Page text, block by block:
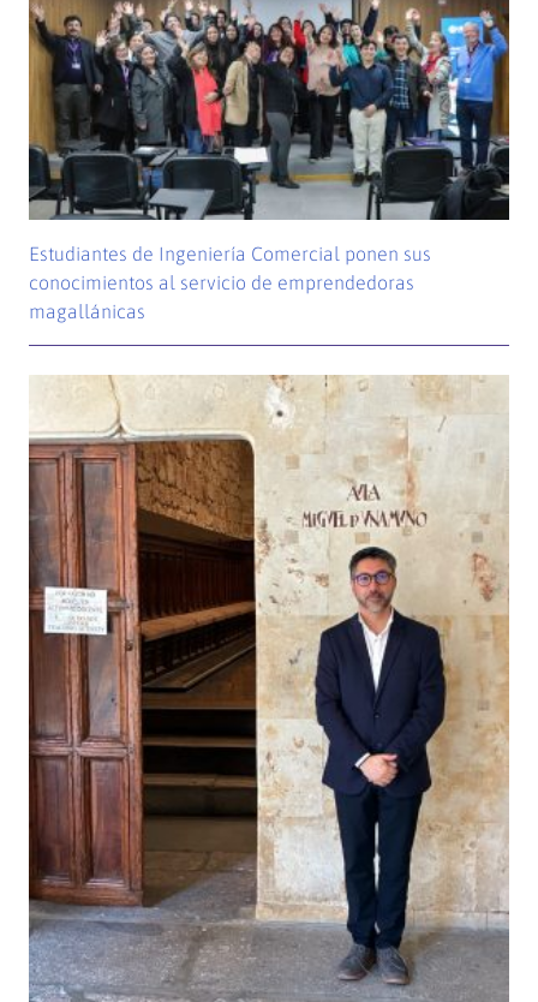
Estudiantes de Ingeniería Comercial ponen sus
conocimientos al servicio de emprendedoras
magallánicas